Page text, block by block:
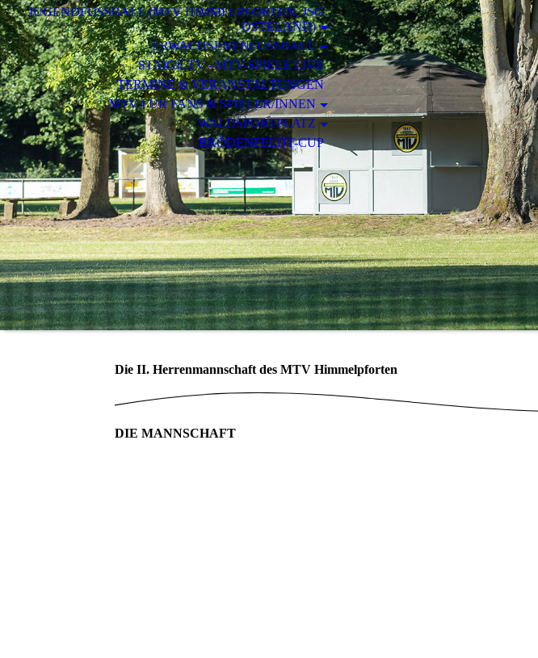
JUGENDFUSSBALL (MTV HIMMELPFORTEN, JSG O
STELAND)
ERWACHSENENFUSSBALL
STAIGE.TV - MTV-SPIELE LIVE
TERMINE & VERANSTALTUNGEN
MTV FÜR FANS & SPIELER/INNEN
WALDSPORTPLATZ
BRÖDENFELDT-CUP
Die II. Herrenmannschaft des MTV Himmelpforten
DIE MANNSCHAFT